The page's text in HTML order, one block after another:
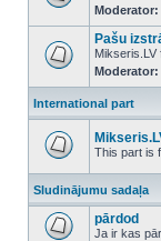
No
unread
posts
Moderator:
No
unread
posts
Pašu
Moderator:
International part
unread
posts
This part is
Sludinājumu sadaļa
pārdod
Ja ir kas